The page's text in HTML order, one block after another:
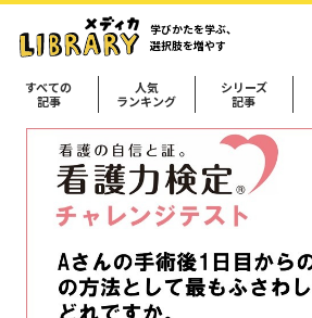
学びかたを学ぶ、
選択肢を増やす
すべての
記事
人気
ランキング
シリーズ
記事